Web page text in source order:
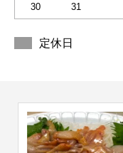
30 31
定休日